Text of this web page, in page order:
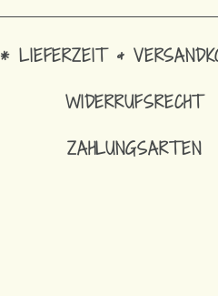
* LIEFERZEIT &
WIDERRUFSRECHT
ZAHLUNGSARTEN